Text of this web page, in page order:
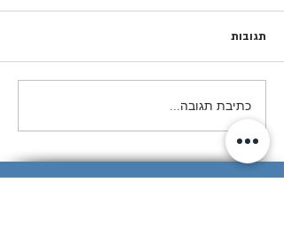
המסע לפולין- מחזור פ״א
תגובות
כתיבת תגובה...